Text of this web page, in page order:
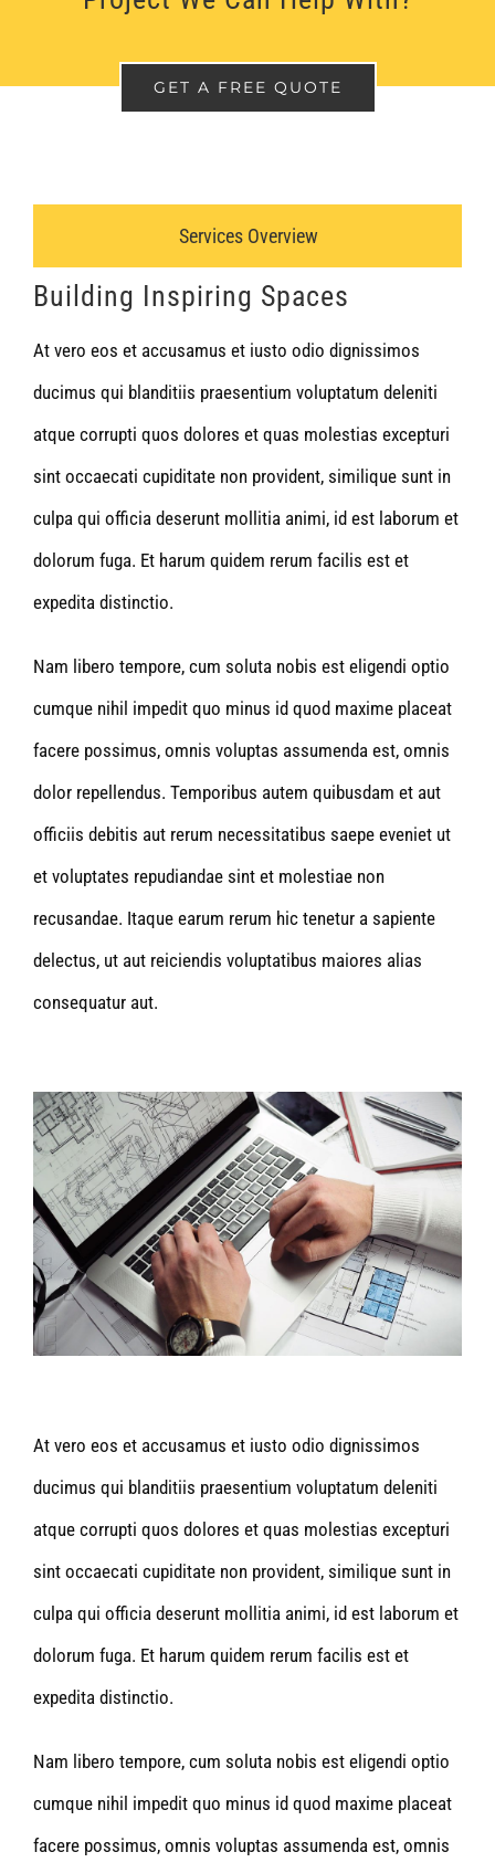
GET A FREE QUOTE
Services Overview
Building Inspiring Spaces
At vero eos et accusamus et iusto odio dignissimos
ducimus qui blanditiis praesentium voluptatum deleniti
atque corrupti quos dolores et quas molestias excepturi
sint occaecati cupiditate non provident, similique sunt in
culpa qui officia deserunt mollitia animi, id est laborum et
dolorum fuga. Et harum quidem rerum facilis est et
expedita distinctio.
Nam libero tempore, cum soluta nobis est eligendi optio
cumque nihil impedit quo minus id quod maxime placeat
facere possimus, omnis voluptas assumenda est, omnis
dolor repellendus. Temporibus autem quibusdam et aut
officiis debitis aut rerum necessitatibus saepe eveniet ut
et voluptates repudiandae sint et molestiae non
recusandae. Itaque earum rerum hic tenetur a sapiente
delectus, ut aut reiciendis voluptatibus maiores alias
consequatur aut.
At vero eos et accusamus et iusto odio dignissimos
ducimus qui blanditiis praesentium voluptatum deleniti
atque corrupti quos dolores et quas molestias excepturi
sint occaecati cupiditate non provident, similique sunt in
culpa qui officia deserunt mollitia animi, id est laborum et
dolorum fuga. Et harum quidem rerum facilis est et
expedita distinctio.
Nam libero tempore, cum soluta nobis est eligendi optio
cumque nihil impedit quo minus id quod maxime placeat
facere possimus, omnis voluptas assumenda est, omnis